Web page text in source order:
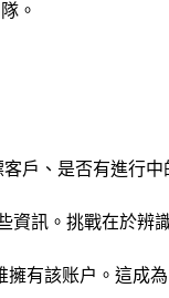
。
戶、是否有進行
訊。挑戰在於辨
有該账户。這成為